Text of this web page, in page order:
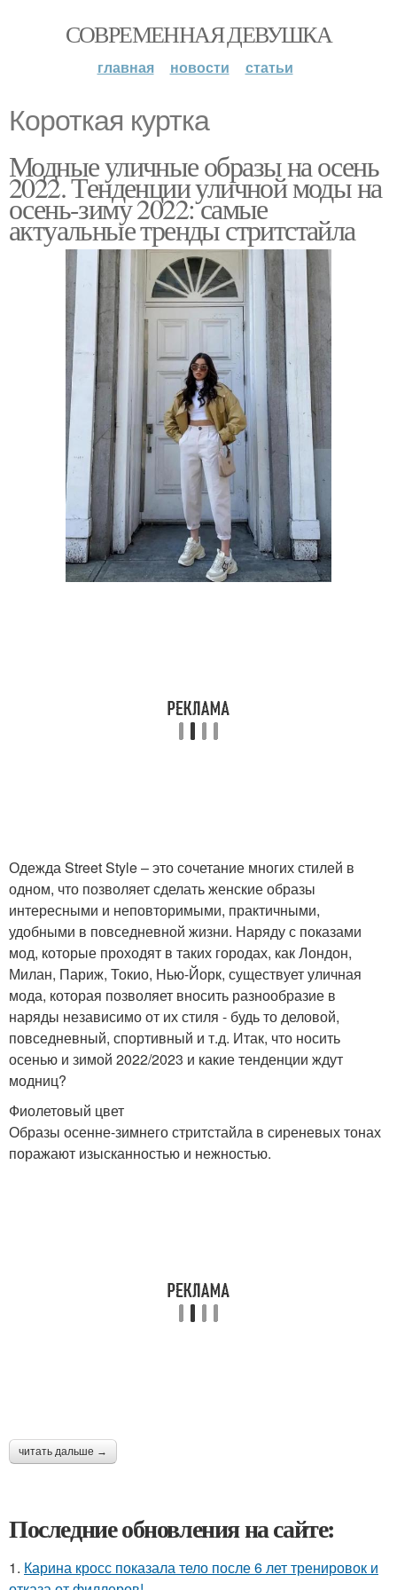
СОВРЕМЕННАЯ ДЕВУШКА
главная новости статьи
Короткая куртка
Модные уличные образы на осень
2022. Тенденции уличной моды на
осень-зиму 2022: самые
актуальные тренды стритстайла
Одежда Street Style – это сочетание многих стилей в
одном, что позволяет сделать женские образы
интересными и неповторимыми, практичными,
удобными в повседневной жизни. Наряду с показами
мод, которые проходят в таких городах, как Лондон,
Милан, Париж, Токио, Нью-Йорк, существует уличная
мода, которая позволяет вносить разнообразие в
наряды независимо от их стиля - будь то деловой,
повседневный, спортивный и т.д. Итак, что носить
осенью и зимой 2022/2023 и какие тенденции ждут
модниц?
Фиолетовый цвет
Образы осенне-зимнего стритстайла в сиреневых тонах
поражают изысканностью и нежностью.
читать дальше →
Последние обновления на сайте:
1. Карина кросс показала тело после 6 лет тренировок и